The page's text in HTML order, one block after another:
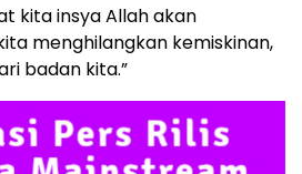
kita insya Allah akan
menghilangkan kemiskinan,
badan kita.”